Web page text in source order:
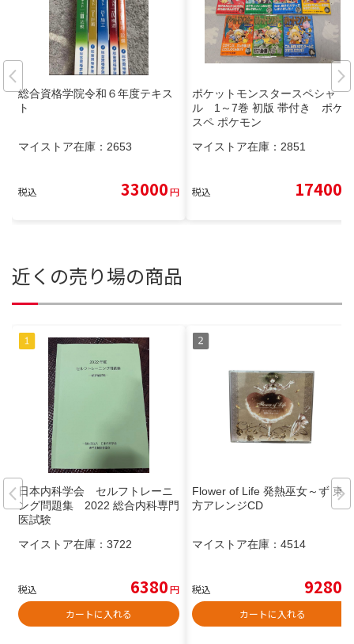
総合資格学院令和６年度テキス
ト
マイストア在庫： 2653
税込 33000円
ポケットモンスタースペシャ
ル 1～7巻 初版 帯付き ポケ
スペ ポケモン
マイストア在庫： 2851
税込 17400
近くの売り場の商品
日本内科学会 セルフトレーニ
ング問題集 2022 総合内科専門
医試験
マイストア在庫： 3722
税込 6380円
カートに入れる
Flower of Life 発熱巫女～ず 東
方アレンジCD
マイストア在庫： 4514
税込 9280
カートに入れる